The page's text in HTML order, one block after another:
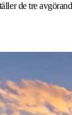
de tre